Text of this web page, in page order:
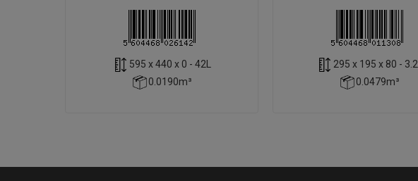
595 x 440 x 0 - 42L
0.0190m³
295 x 195 x 80 - 3.2L
0.0479m³